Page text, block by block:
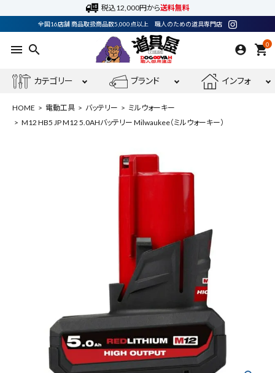
税込12,000円から送料無料
全国16店舗 商品取扱商品数5,000点以上 職人のための道具専門店
menu search 0
shopping_cart
カテゴリー ブランド インフォ
最近閲覧した商品
M12 HB5 JP M12 5.
0AHバッテリー Milw
HOME 電動工具 バッテリー
ミルウォーキー
M12 HB5 JP M12 5.0AHバッテリー Milwaukee（ミルウォーキー）